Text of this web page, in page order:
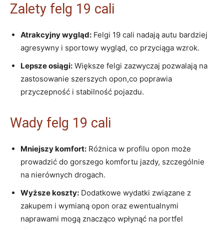
Zalety‌ felg 19‌ cali
Atrakcyjny wygląd: Felgi 19 cali nadają ​autu ‌bardziej​
agresywny i sportowy ​wygląd, co przyciąga wzrok.
Lepsze osiągi: Większe felgi zazwyczaj ‌pozwalają na
zastosowanie szerszych opon,co poprawia
przyczepność ​i stabilność pojazdu.
Wady felg ​19 cali
Mniejszy ‌komfort: ‌Różnica w profilu opon może
prowadzić do gorszego komfortu jazdy, szczególnie
na nierównych ⁢drogach.
Wyższe koszty: Dodatkowe wydatki związane z
zakupem i wymianą⁣ opon oraz ewentualnymi
naprawami mogą znacząco wpłynąć‍ na portfel